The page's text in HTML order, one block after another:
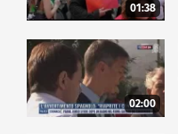
01:38
02:00